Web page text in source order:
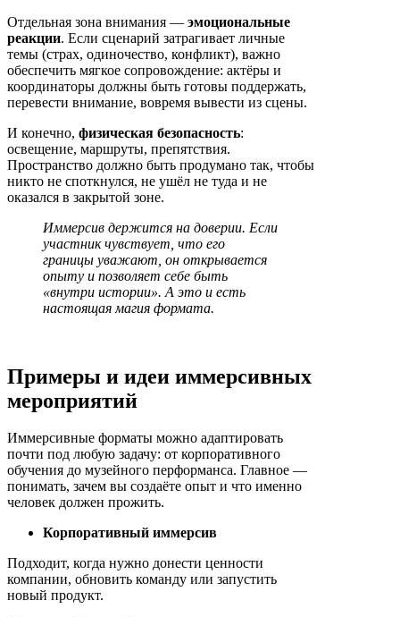
Отдельная зона внимания — эмоциональные
реакции. Если сценарий затрагивает личные
темы (страх, одиночество, конфликт), важно
обеспечить мягкое сопровождение: актёры и
координаторы должны быть готовы поддержать,
перевести внимание, вовремя вывести из сцены.
И конечно, физическая безопасность:
освещение, маршруты, препятствия.
Пространство должно быть продумано так, чтобы
никто не споткнулся, не ушёл не туда и не
оказался в закрытой зоне.
Иммерсив держится на доверии. Если
участник чувствует, что его
границы уважают, он открывается
опыту и позволяет себе быть
«внутри истории». А это и есть
настоящая магия формата.
Примеры и идеи иммерсивных
мероприятий
Иммерсивные форматы можно адаптировать
почти под любую задачу: от корпоративного
обучения до музейного перформанса. Главное —
понимать, зачем вы создаёте опыт и что именно
человек должен прожить.
Корпоративный иммерсив
Подходит, когда нужно донести ценности
компании, обновить команду или запустить
новый продукт.